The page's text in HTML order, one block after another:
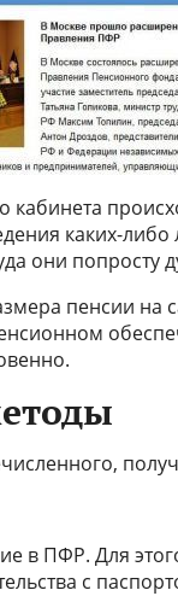
кабинета
каких-
они попросту
пенсии на
в ПФР. Для
с